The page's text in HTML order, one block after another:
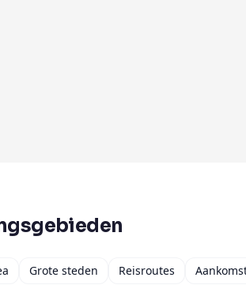
Grote steden Reisroutes